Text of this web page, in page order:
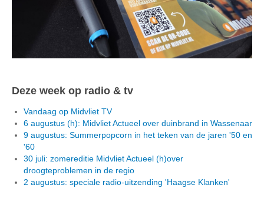
Deze week op radio & tv
Vandaag op Midvliet TV
6 augustus (h): Midvliet Actueel over duinbrand in Wassenaar
9 augustus: Summerpopcorn in het teken van de jaren '50 en
'60
30 juli: zomereditie Midvliet Actueel (h)over
droogteproblemen in de regio
2 augustus: speciale radio-uitzending 'Haagse Klanken'